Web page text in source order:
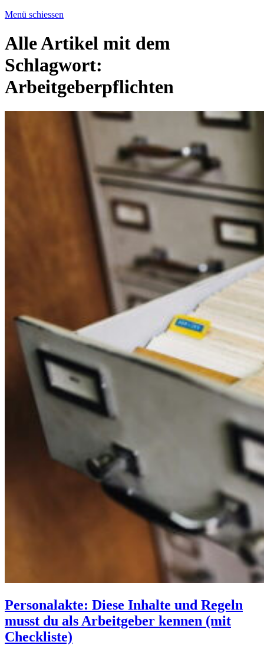
Menü schiessen
Alle Artikel mit dem
Schlagwort:
Arbeitgeberpflichten
Personalakte: Diese Inhalte und Regeln
musst du als Arbeitgeber kennen (mit
Checkliste)